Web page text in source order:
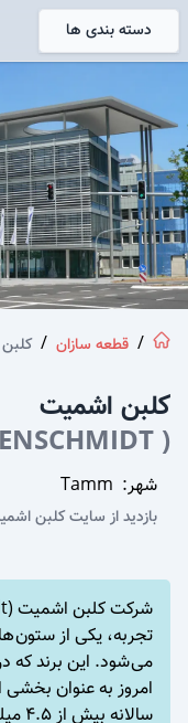
دسته بندی ها
/ قطعه سازان /
کلبن اشمیت
(
شهر: Tamm
بازدید از سایتکلبن
تجربه، یکی از